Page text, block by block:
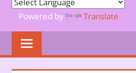
Powered by Translate